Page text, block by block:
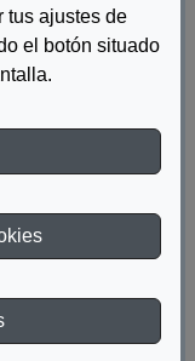
tus ajustes de
el botón situado
Bruxelles, 21 et 22